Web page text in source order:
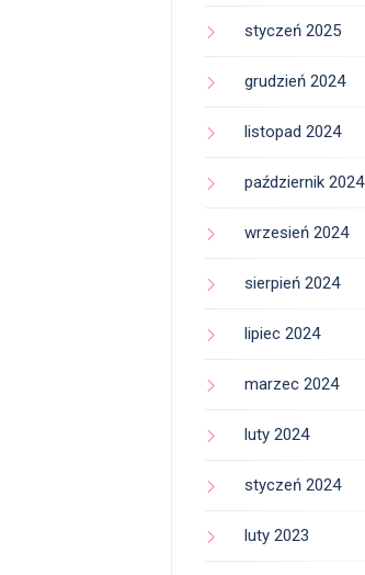
styczeń 2025
grudzień 2024
listopad 2024
październik 2024
wrzesień 2024
sierpień 2024
lipiec 2024
marzec 2024
luty 2024
styczeń 2024
luty 2023